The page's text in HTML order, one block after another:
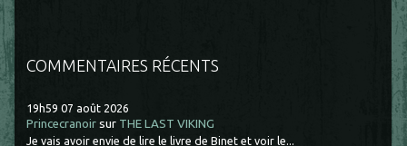
COMMENTAIRES RÉCENTS
19h59 07 août 2026
Princecranoir sur THE LAST VIKING
Je vais avoir envie de lire le livre de Binet et voir le...